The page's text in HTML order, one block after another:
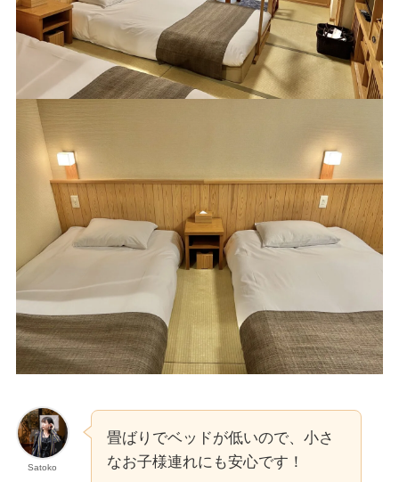
Satoko
畳ばりでベッドが低いので、小さ
なお子様連れにも安心です！